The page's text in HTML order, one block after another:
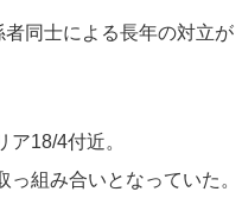
同士による長年の対立が
18/4付近。
組み合いとなっていた。